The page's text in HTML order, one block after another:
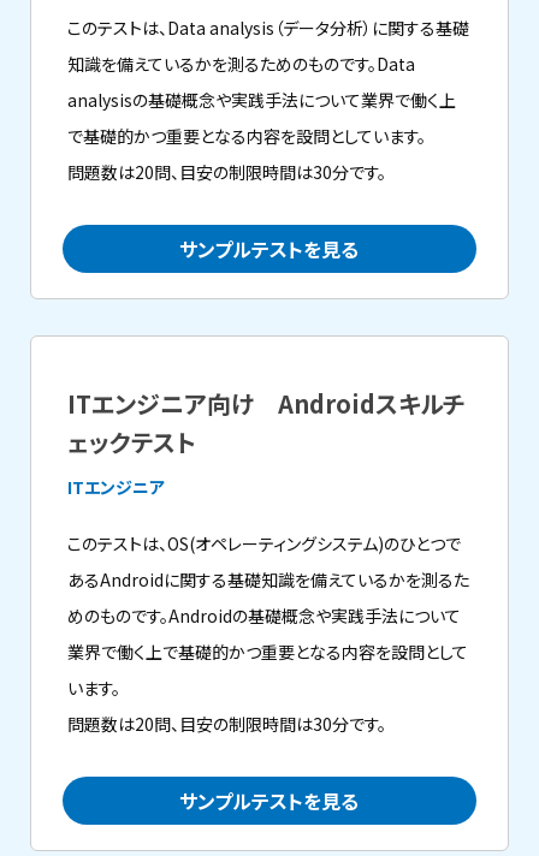
このテストは、Data analysis（データ分析）に関する基礎
知識を備えているかを測るためのものです。Data
analysisの基礎概念や実践手法について業界で働く上
で基礎的かつ重要となる内容を設問としています。
問題数は20問、目安の制限時間は30分です。
サンプルテストを見る
ITエンジニア向け Androidスキルチ
ェックテスト
ITエンジニア
このテストは、OS(オペレーティングシステム)のひとつで
あるAndroidに関する基礎知識を備えているかを測るた
めのものです。Androidの基礎概念や実践手法について
業界で働く上で基礎的かつ重要となる内容を設問として
います。
問題数は20問、目安の制限時間は30分です。
サンプルテストを見る